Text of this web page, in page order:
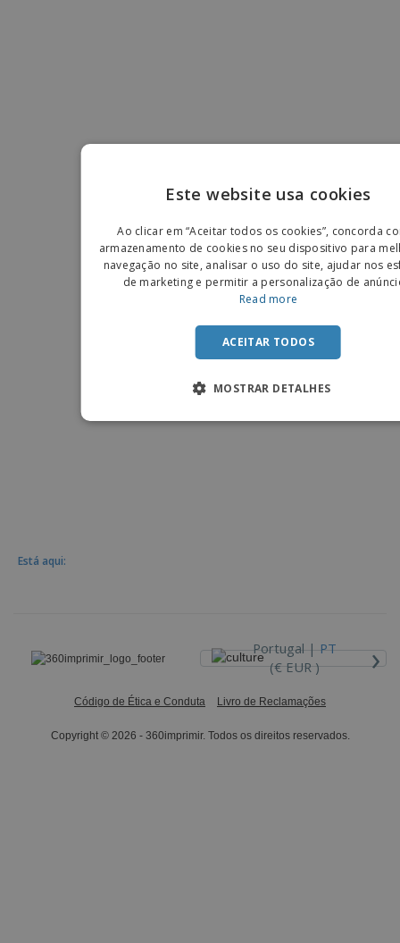
Está aqui:
Portugal |PT
(€ EUR )
›
Código de Ética e Conduta Livro de Reclamações
Copyright © 2026 - 360imprimir. Todos os direitos reservados.
Este website usa cookies
Ao clicar em “Aceitar todos os cookies”, concorda
armazenamento de cookies no seu dispositivo para
navegação no site, analisar o uso do site, ajudar nos
de marketing e permitir a personalização de
Read more
ACEITAR TODOS
MOSTRAR DETALHES